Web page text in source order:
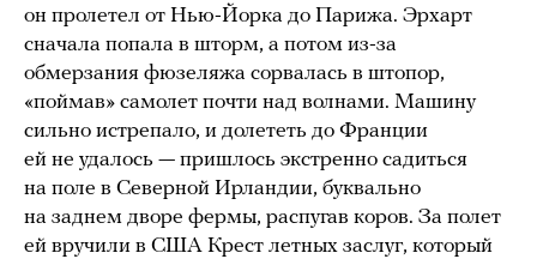
он пролетел от Нью-Йорка до Парижа. Эрхарт
сначала попала в шторм, а потом из-за
обмерзания фюзеляжа сорвалась в штопор,
«поймав» самолет почти над волнами. Машину
сильно истрепало, и долететь до Франции
ей не удалось — пришлось экстренно садиться
на поле в Северной Ирландии, буквально
на заднем дворе фермы, распугав коров. За полет
ей вручили в США Крест летных заслуг, который